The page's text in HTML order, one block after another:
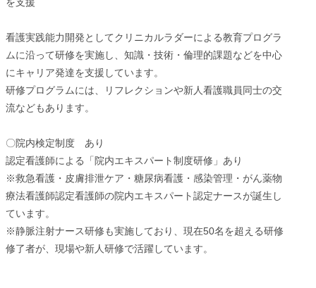
を支援
看護実践能力開発としてクリニカルラダーによる教育プログラ
ムに沿って研修を実施し、知識・技術・倫理的課題などを中心
にキャリア発達を支援しています。
研修プログラムには、リフレクションや新人看護職員同士の交
流などもあります。
〇院内検定制度 あり
認定看護師による「院内エキスパート制度研修」あり
※救急看護・皮膚排泄ケア・糖尿病看護・感染管理・がん薬物
療法看護師認定看護師の院内エキスパート認定ナースが誕生し
ています。
※静脈注射ナース研修も実施しており、現在50名を超える研修
修了者が、現場や新人研修で活躍しています。